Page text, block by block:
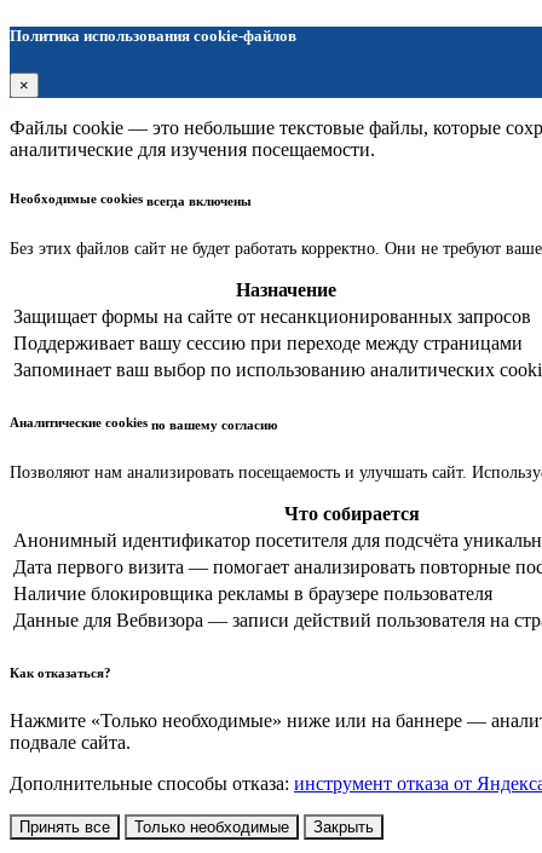
Политика использования cookie-файлов
×
Файлы cookie — это небольшие текстовые файлы, которые
аналитические для изучения посещаемости.
Необходимые cookies всегда включены
Без этих файлов сайт не будет работать корректно. Они не требуют
Назначение
Защищает формы на сайте от несанкционированных запросов
Поддерживает вашу сессию при переходе между страницами
Запоминает ваш выбор по использованию аналитических
Аналитические cookies по вашему согласию
Позволяют нам анализировать посещаемость и улучшать сайт.
Что собирается
Анонимный идентификатор посетителя для подсчёта
Дата первого визита — помогает анализировать повторные
Наличие блокировщика рекламы в браузере пользователя
Данные для Вебвизора — записи действий пользователя на
Как отказаться?
Нажмите «Только необходимые» ниже или на баннере —
подвале сайта.
Дополнительные способы отказа: инструмент отказа от
Принять все Только необходимые Закрыть